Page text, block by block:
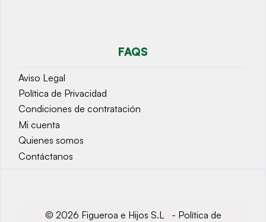
FAQS
Aviso Legal
Política de Privacidad
Condiciones de contratación
Mi cuenta
Quienes somos
Contáctanos
© 2026 Figueroa e Hijos S.L - Política de